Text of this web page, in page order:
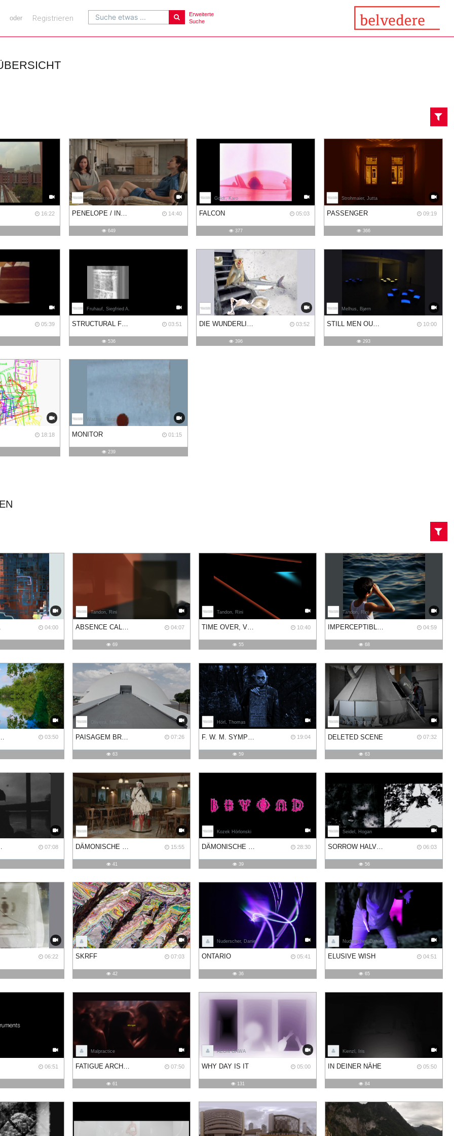
Suche etwas ...
Erweiterte
Suche
oder Registrieren
16:22
Schwentner, Michaela
PENELOPE / IN THE SCENERY / REFLECTING / RELATIONS 14:40
649
Goldt, Karo
FALCON 05:03
377
Strohmaier, Jutta
PASSENGER 09:19
366
05:39
Fruhauf, Siegfried A.
STRUCTURAL FILMWASTE. DISSOLUTION 1 03:51
536
Mandel, Michaela
DIE WUNDERLICHE GASTEREI 03:52
396
Melhus, Bjørn
STILL MEN OUT THERE 10:00
293
18:18
Watzal, Flora
MONITOR 01:15
239
04:00
Tandon, Rini
ABSENCE CALLING 04:07
69
Tandon, Rini
TIME OVER, VERSION III 10:40
55
Tandon, Rini
IMPERCEPTIBLE STATES 04:59
68
03:50
Oliveira, Nathália
07:26
63
Hörl, Thomas
19:04
59
Hörl, Thomas
DELETED SCENE 07:32
63
07:08
Kozek Hörlonski
DÄMONISCHE LEINWÄNDE. TEIL II - ARRIVAL 15:55
41
Kozek Hörlonski
DÄMONISCHE LEINWÄNDE. TEIL III - BEYOND 28:30
39
Seidel, Hogan
SORROW HALVED #2: OSCILLATING SPORADICALLY 06:03
56
06:22
SKRFF_ology
SKRFF 07:03
42
Nuderscher, Daniel
ONTARIO 05:41
36
Nuderscher, Daniel
ELUSIVE WISH 04:51
65
06:51
Malpractice
07:50
61
AEON GAWA
WHY DAY IS IT 05:00
131
Kienzl, Iris
IN DEINER NÄHE 05:50
84